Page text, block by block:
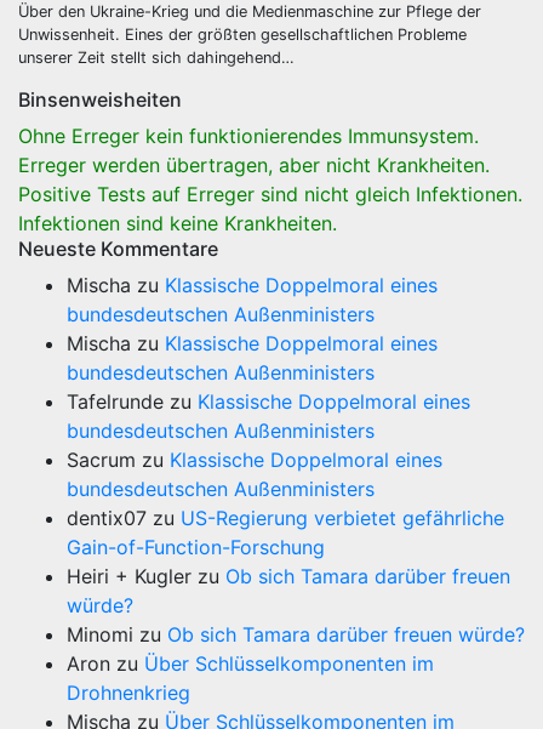
Über den Ukraine-Krieg und die Medienmaschine zur Pflege der
Unwissenheit. Eines der größten gesellschaftlichen Probleme
unserer Zeit stellt sich dahingehend…
Binsenweisheiten
Ohne Erreger kein funktionierendes Immunsystem.
Erreger werden übertragen, aber nicht Krankheiten.
Positive Tests auf Erreger sind nicht gleich Infektionen.
Infektionen sind keine Krankheiten.
Neueste Kommentare
Mischa zu Klassische Doppelmoral eines
bundesdeutschen Außenministers
Mischa zu Klassische Doppelmoral eines
bundesdeutschen Außenministers
Tafelrunde zu Klassische Doppelmoral eines
bundesdeutschen Außenministers
Sacrum zu Klassische Doppelmoral eines
bundesdeutschen Außenministers
dentix07 zu US-Regierung verbietet gefährliche
Gain-of-Function-Forschung
Heiri + Kugler zu Ob sich Tamara darüber freuen
würde?
Minomi zu Ob sich Tamara darüber freuen würde?
Aron zu Über Schlüsselkomponenten im
Drohnenkrieg
Mischa zu Über Schlüsselkomponenten im